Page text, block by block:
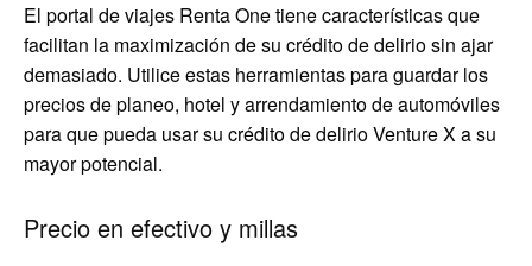
El portal de viajes Renta One tiene características que
facilitan la maximización de su crédito de delirio sin ajar
demasiado. Utilice estas herramientas para guardar los
precios de planeo, hotel y arrendamiento de automóviles
para que pueda usar su crédito de delirio Venture X a su
mayor potencial.
Precio en efectivo y millas